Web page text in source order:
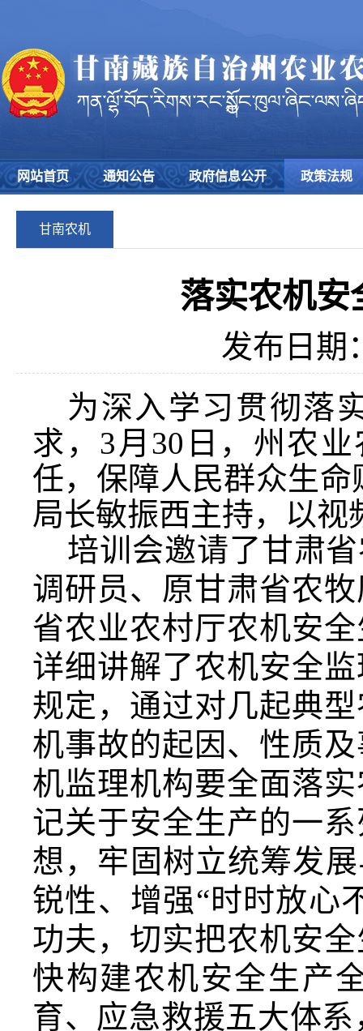
网站首页 通知公告 政府信息公开 政策法规
甘南农机
落实农机安
发布日期
为深入学习贯彻落
求，3月 30 日，州农
任，保障人民群众生命
局长敏振西主持，以视
培训 会邀请了甘肃
调研员、原甘肃省农
省农业农村厅农机安
详细讲解了农机安全
规定，通过对几起典
机事故的起因、性质
机监理机构要全面落
记关于安全生产的一
想，牢固树立统筹发
锐性、增强“时时放心
功夫，切实把农机安
快构建农机安全生产
育、应急救援五大体